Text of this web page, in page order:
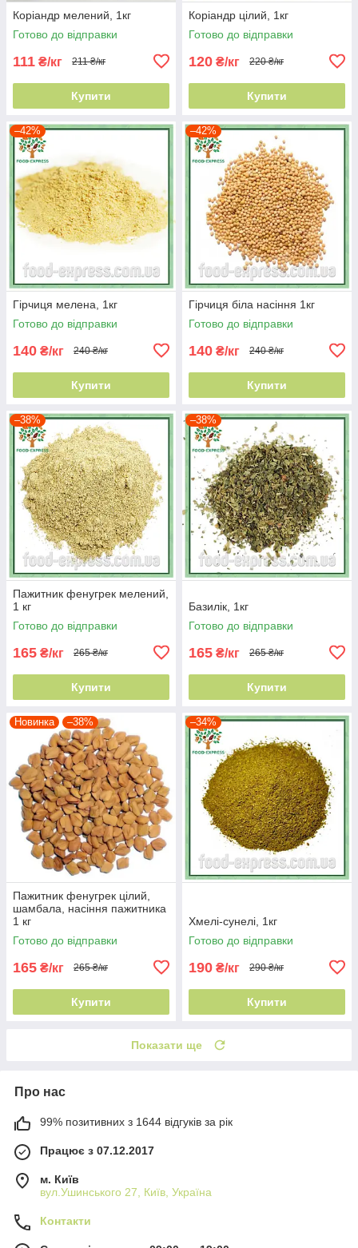
Коріандр мелений, 1кг
Готово до відправки
111 ₴/кг 211 ₴/кг
Купити
Коріандр цілий, 1кг
Готово до відправки
120 ₴/кг 220 ₴/кг
Купити
–42%
Гірчиця мелена, 1кг
Готово до відправки
140 ₴/кг 240 ₴/кг
Купити
–42%
Гірчиця біла насіння 1кг
Готово до відправки
140 ₴/кг 240 ₴/кг
Купити
–38%
Пажитник фенугрек мелений,
1 кг
Готово до відправки
165 ₴/кг 265 ₴/кг
Купити
–38%
Базилік, 1кг
Готово до відправки
165 ₴/кг 265 ₴/кг
Купити
Новинка –38%
Пажитник фенугрек цілий,
шамбала, насіння пажитника
1 кг
Готово до відправки
165 ₴/кг 265 ₴/кг
Купити
–34%
Хмелі-сунелі, 1кг
Готово до відправки
190 ₴/кг 290 ₴/кг
Купити
Показати ще
Про нас
99% позитивних з 1644 відгуків за рік
Працює з 07.12.2017
м. Київ
вул.Ушинського 27, Київ, Україна
Контакти